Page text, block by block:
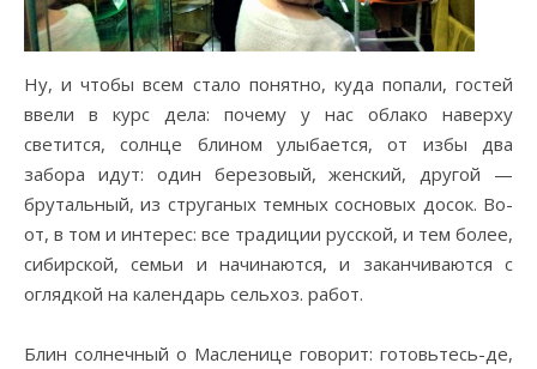
Ну, и чтобы всем стало понятно, куда попали, гостей
ввели в курс дела: почему у нас облако наверху
светится, солнце блином улыбается, от избы два
забора идут: один березовый, женский, другой —
брутальный, из струганых темных сосновых досок. Во-
от, в том и интерес: все традиции русской, и тем более,
сибирской, семьи и начинаются, и заканчиваются с
оглядкой на календарь сельхоз. работ.
Блин солнечный о Масленице говорит: готовьтесь-де,